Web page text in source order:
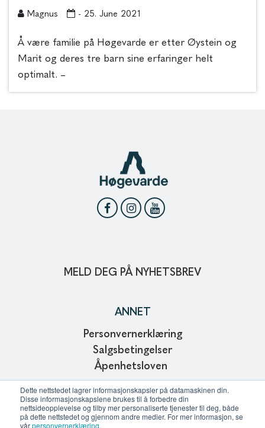
Dette nettstedet lagrer informasjonskapsler på datamaskinen din.
Disse informasjonskapslene brukes til å forbedre din
nettsideopplevelse og tilby mer personaliserte tjenester til deg, både
på dette nettstedet og gjennom andre medier. For mer informasjon, se
vårpersonvernerklæring.
Magnus - 25. June 2021
Å være familie på Høgevarde er etter Øystein og
Marit og deres tre barn sine erfaringer helt
optimalt. –
ANNET
Personvernerklæring
Salgsbetingelser
Åpenhetsloven
Copyright © 2024
Webdesign and development of Affinitet AS
MELD DEG PÅ NYHETSBREV